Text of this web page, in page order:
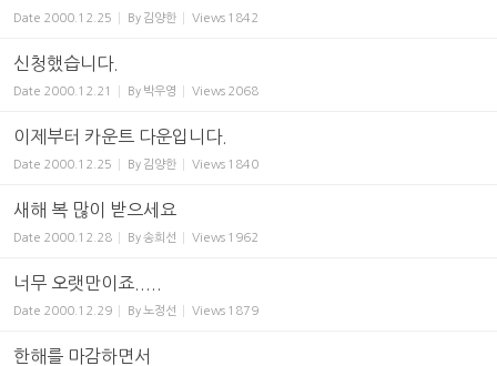
Date 2000.12.25 By 김양한 Views 1842
신청했습니다.
Date 2000.12.21 By 박우영 Views 2068
이제부터 카운트 다운입니다.
Date 2000.12.25 By 김양한 Views 1840
새해 복 많이 받으세요
Date 2000.12.28 By송희선 Views 1962
너무 오랫만이죠.....
Date 2000.12.29 By노정선 Views 1879
한해를 마감하면서